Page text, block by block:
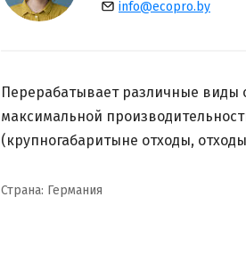
info@ecopro.by
Перерабатывает различные виды
максимальной
(крупногабаритыне отходы,
Страна: Германия